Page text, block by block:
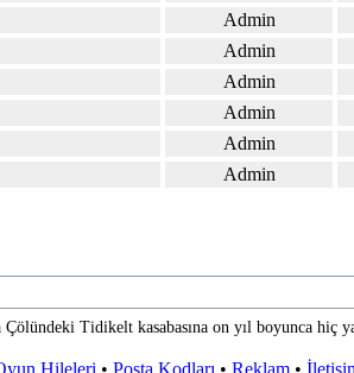
Admin
Admin
Admin
Admin
Admin
Admin
Çölündeki Tidikelt kasabasına on yıl boyunca hiç
Hileleri • Posta Kodları • Reklam•